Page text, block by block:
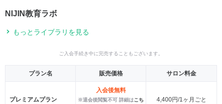
NIJIN教育ラボ
もっとライブラリを見る
ご入会手続き中に完売することもございます。
プラン名 販売価格 サロン料金
プレミアムプラン
入会後無料
※退会後閲覧不可 詳細はこち
4,400円/1ヶ月ごと